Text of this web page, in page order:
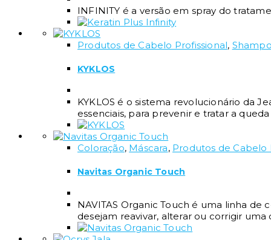
INFINITY é a versão em spray do
Produtos de Cabelo Profissional,
KYKLOS
KYKLOS é o sistema revolucionário da
essenciais, para prevenir e tratar a
Coloração, Máscara, Produtos de Cabelo
Navitas Organic Touch
NAVITAS Organic Touch é uma linha
desejam reavivar, alterar ou corrigir